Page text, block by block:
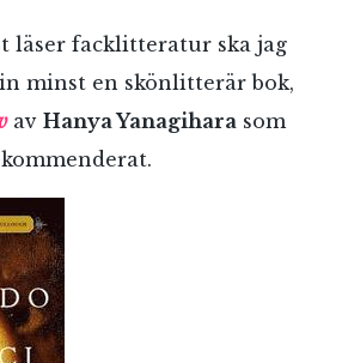
läser facklitteratur ska jag
minst en skönlitterär bok,
av Hanya Yanagihara som